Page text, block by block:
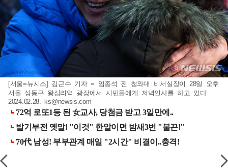
[서울=뉴시스] 김근수 기자 = 임종석 전 청와대 비서실장이 28일 오후
서울 성동구 왕십리역 광장에서 시민들에게 저녁인사를 하고 있다.
2024.02.28.
ks@newsis.com